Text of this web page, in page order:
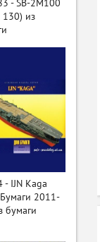
- SB-2M100
из
IJN Kaga
2011-
бумаги